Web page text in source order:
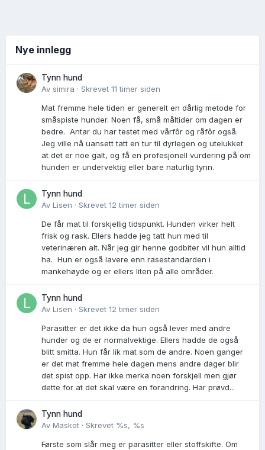
Nye innlegg
Tynn hund
Av simira · Skrevet 11 timer siden
Mat fremme hele tiden er generelt en dårlig metode for
småspiste hunder. Noen få, små måltider om dagen er
bedre. Antar du har testet med vårfôr og råfôr også.
Jeg ville nå uansett tatt en tur til dyrlegen og utelukket
at det er noe galt, og få en profesjonell vurdering på om
hunden er undervektig eller bare naturlig tynn.
Tynn hund
Av Lisen · Skrevet 12 timer siden
De får mat til forskjellig tidspunkt. Hunden virker helt
frisk og rask. Ellers hadde jeg tatt hun med til
veterinæren alt. Når jeg gir henne godbiter vil hun alltid
ha. Hun er også lavere enn rasestandarden i
mankehøyde og er ellers liten på alle områder.
Tynn hund
Av Lisen · Skrevet 12 timer siden
Parasitter er det ikke da hun også lever med andre
hunder og de er normalvektige. Ellers hadde de også
blitt smitta. Hun får lik mat som de andre. Noen ganger
er det mat fremme hele dagen mens andre dager blir
det spist opp. Har ikke merka noen forskjell men gjør
dette for at det skal være en forandring. Har prøvd...
Tynn hund
Av Maskot · Skrevet %s, %s
Første som slår meg er parasitter eller stoffskifte. Om